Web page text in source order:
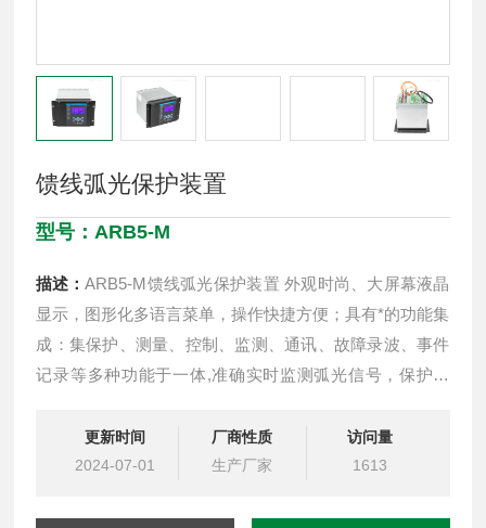
馈线弧光保护装置
型号：ARB5-M
描述：ARB5-M馈线弧光保护装置 外观时尚、大屏幕液晶
显示，图形化多语言菜单，操作快捷方便；具有*的功能集
成：集保护、测量、控制、监测、通讯、故障录波、事件
记录等多种功能于一体,准确实时监测弧光信号，保护电
更新时间
2024-07-01
厂商性质
生产厂家
访问量
1613